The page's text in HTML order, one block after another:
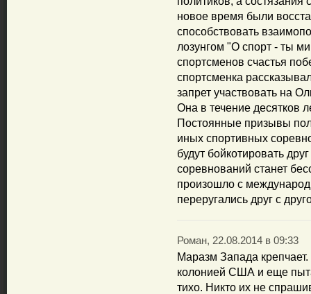
новое время были
способствовать
лозунгом "О спорт - ты
спортсменов счастья
спортсменка
запрет участвовать на
Она в течение десятков
Постоянные призывы
иных спортивных
будут бойкотировать
соревнований станет
произошло с
переругались друг с
Роман, 22.08.2014 в 09:33
Маразм Запада
колонией США и еще
тихо. Никто их не